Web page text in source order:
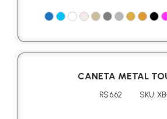
CANETA METAL
R$ 6.62 SKU: